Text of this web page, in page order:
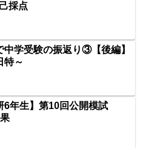
採点
中学受験の振返り③【後編】
特～
6年生】第10回公開模試